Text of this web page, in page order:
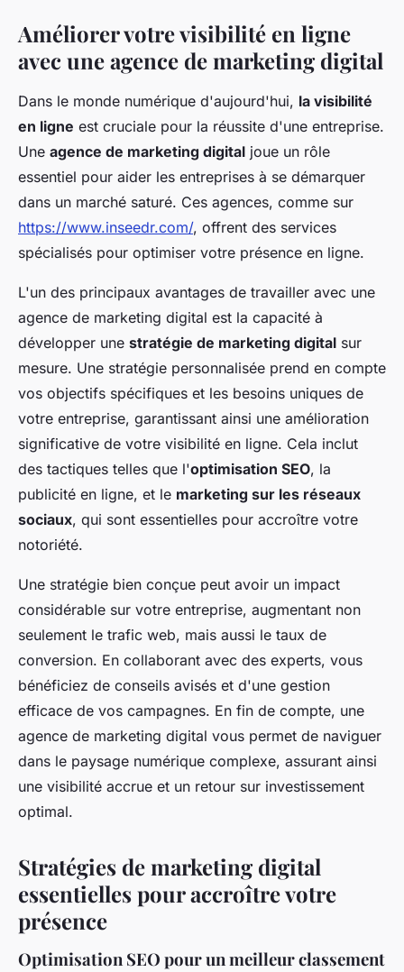
Améliorer votre visibilité en ligne
avec une agence de marketing digital
Dans le monde numérique d'aujourd'hui, la visibilité
en ligne est cruciale pour la réussite d'une entreprise.
Une agence de marketing digital joue un rôle
essentiel pour aider les entreprises à se démarquer
dans un marché saturé. Ces agences, comme sur
https://www.inseedr.com/, offrent des services
spécialisés pour optimiser votre présence en ligne.
L'un des principaux avantages de travailler avec une
agence de marketing digital est la capacité à
développer une stratégie de marketing digital sur
mesure. Une stratégie personnalisée prend en compte
vos objectifs spécifiques et les besoins uniques de
votre entreprise, garantissant ainsi une amélioration
significative de votre visibilité en ligne. Cela inclut
des tactiques telles que l'optimisation SEO, la
publicité en ligne, et le marketing sur les réseaux
sociaux, qui sont essentielles pour accroître votre
notoriété.
Une stratégie bien conçue peut avoir un impact
considérable sur votre entreprise, augmentant non
seulement le trafic web, mais aussi le taux de
conversion. En collaborant avec des experts, vous
bénéficiez de conseils avisés et d'une gestion
efficace de vos campagnes. En fin de compte, une
agence de marketing digital vous permet de naviguer
dans le paysage numérique complexe, assurant ainsi
une visibilité accrue et un retour sur investissement
optimal.
Stratégies de marketing digital
essentielles pour accroître votre
présence
Optimisation SEO pour un meilleur classement